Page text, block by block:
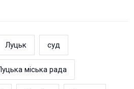
Луцьк суд
міська рада